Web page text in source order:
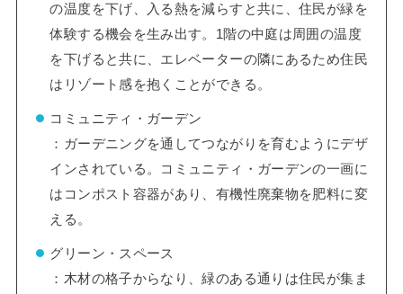
の温度を下げ、入る熱を減らすと共に、住民が緑を
体験する機会を生み出す。1階の中庭は周囲の温度
を下げると共に、エレベーターの隣にあるため住民
はリゾート感を抱くことができる。
コミュニティ・ガーデン
：ガーデニングを通してつながりを育むようにデザ
インされている。コミュニティ・ガーデンの一画に
はコンポスト容器があり、有機性廃棄物を肥料に変
える。
グリーン・スペース
：木材の格子からなり、緑のある通りは住民が集ま